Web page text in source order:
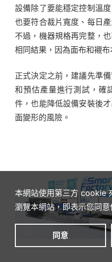
設備除了要能穩定控制溫
也要符合裁片寬度、每日
不過，機器規格再完整，
相同結果，因為面布和襯
正式決定之前，建議先準
和預估產量進行測試，確
件，也能降低設備安裝後
面變形的風險。
本網站使用第三方 cookie
瀏覽本網站，即表示您同
同意